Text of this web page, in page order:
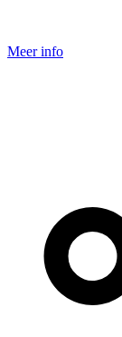
Meer info